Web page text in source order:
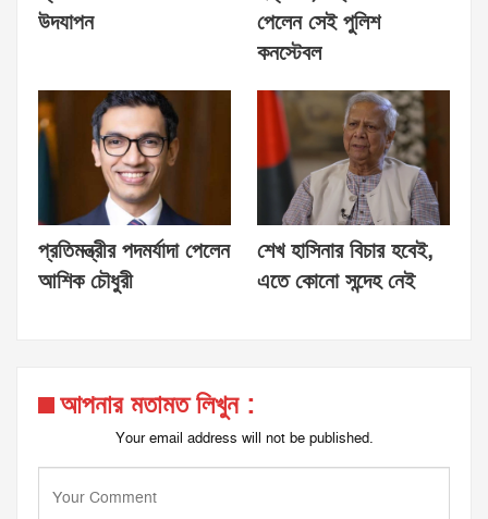
উদযাপন
পেলেন সেই পুলিশ
কনস্টেবল
প্রতিমন্ত্রীর পদমর্যাদা পেলেন
আশিক চৌধুরী
শেখ হাসিনার বিচার হবেই,
এতে কোনো সন্দেহ নেই
আপনার মতামত লিখুন :
Your email address will not be published.